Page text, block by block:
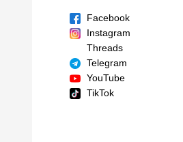
Facebook
Instagram
Threads
Telegram
YouTube
TikTok